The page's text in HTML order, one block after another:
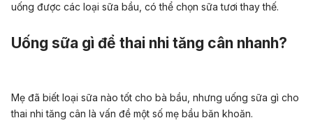
uống được các loại sữa bầu, có thể chọn sữa tươi thay thế.
Uống sữa gì để thai nhi tăng cân nhanh?
Mẹ đã biết loại sữa nào tốt cho bà bầu, nhưng uống sữa gì cho
thai nhi tăng cân là vấn đề một số mẹ bầu băn khoăn.